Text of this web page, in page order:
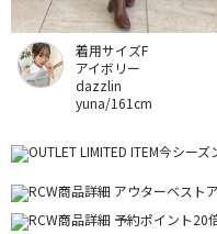
着用サイズF
アイボリー
dazzlin
yuna/161cm